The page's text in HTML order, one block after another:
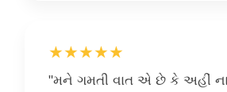
★★★★★
"મને ગમતી વાત એ છે કે અહીં